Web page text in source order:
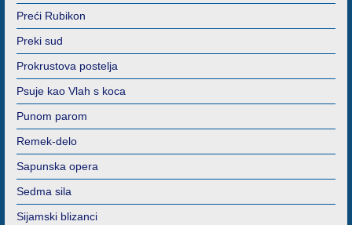
Preći Rubikon
Preki sud
Prokrustova postelja
Psuje kao Vlah s koca
Punom parom
Remek-delo
Sapunska opera
Sedma sila
Sijamski blizanci